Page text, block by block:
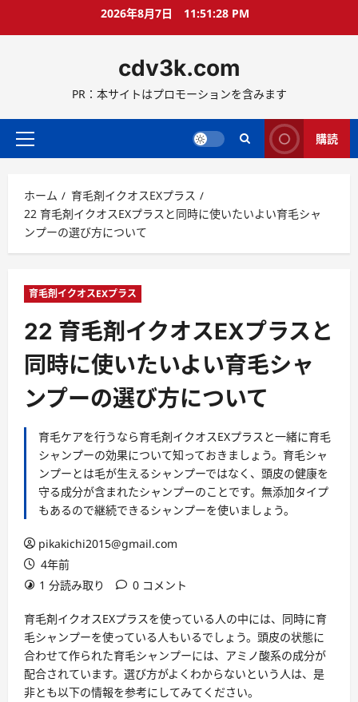
ス
ッ
2026年8月7日 11:51:29 PM
cdv3k.com
PR：本サイトはプロモーションを含みます
メ
メ
ニ
ュ
ー
購読
ホーム
育毛剤イクオスEXプラス
22 育毛剤イクオスEXプラスと同時に使いたいよい育毛シャ
ンプーの選び方について
育毛剤イクオスEXプラス
22 育毛剤イクオスEXプラスと
同時に使いたいよい育毛シャ
ンプーの選び方について
育毛ケアを行うなら育毛剤イクオスEXプラスと一緒に育毛
シャンプーの効果について知っておきましょう。育毛シャ
ンプーとは毛が生えるシャンプーではなく、頭皮の健康を
守る成分が含まれたシャンプーのことです。無添加タイプ
もあるので継続できるシャンプーを使いましょう。
pikakichi2015@gmail.com
4年前
1 分読み取り
0 コメント
育毛剤イクオスEXプラスを使っている人の中には、同時に育
毛シャンプーを使っている人もいるでしょう。頭皮の状態に
合わせて作られた育毛シャンプーには、アミノ酸系の成分が
配合されています。選び方がよくわからないという人は、是
非とも以下の情報を参考にしてみてください。